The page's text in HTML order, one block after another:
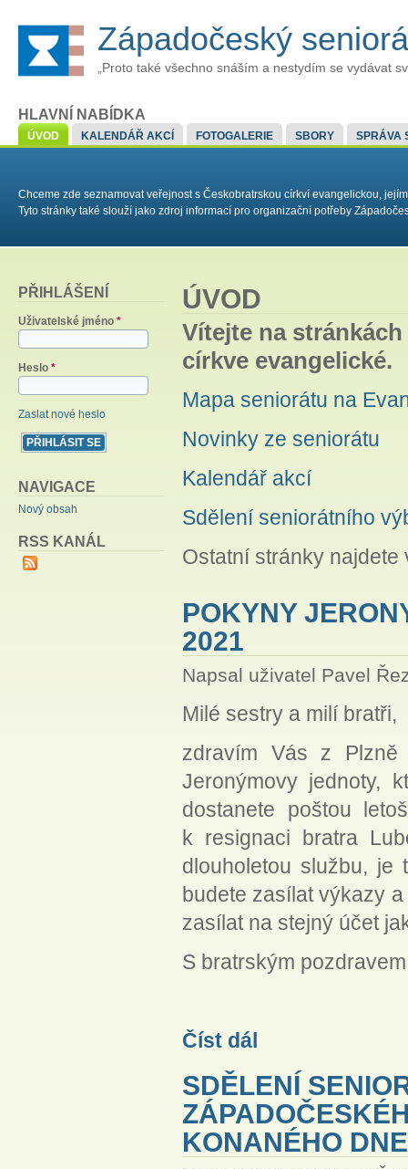
Západočeský
„Proto také všechno snáším a nestydím se vydávat
HLAVNÍ NABÍDKA
ÚVOD KALENDÁŘ AKCÍ FOTOGALERIE SBORY SPRÁVA
Chceme zde seznamovat veřejnost s Českobratrskou církví evangelickou,
Tyto stránky také slouží jako zdroj informací pro organizační potřeby
PŘIHLÁŠENÍ
Uživatelské jméno *
Heslo *
Zaslat nové heslo
NAVIGACE
Nový obsah
RSS KANÁL
ÚVOD
Vítejte na
církve evangelické.
Mapa seniorátu na
Novinky ze seniorátu
Kalendář akcí
Sdělení seniorátního
Ostatní stránky najdete
POKYNY
2021
Napsal uživatel Pavel
Milé sestry a milí bratři,
zdravím Vás z
Jeronýmovy jednoty,
dostanete poštou
k resignaci bratra
dlouholetou službu, je
budete zasílat výkazy
zasílat na stejný účet
S bratrským pozdravem
Číst dál
SDĚLENÍ
KONANÉHO